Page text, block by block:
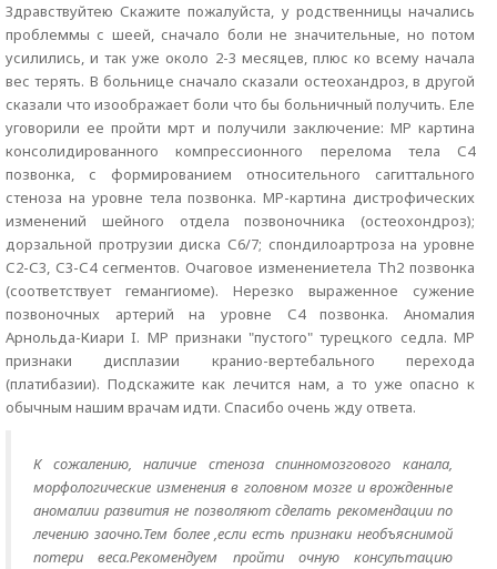
Здравствуйтею Скажите пожалуйста, у родственницы начались
проблеммы с шеей, сначало боли не значительные, но потом
усилились, и так уже около 2-3 месяцев, плюс ко всему начала
вес терять. В больнице сначало сказали остеохандроз, в другой
сказали что изоображает боли что бы больничный получить. Еле
уговорили ее пройти мрт и получили заключение: МР картина
консолидированного компрессионного перелома тела С4
позвонка, с формированием относительного сагиттального
стеноза на уровне тела позвонка. МР-картина дистрофических
изменений шейного отдела позвоночника (остеохондроз);
дорзальной протрузии диска С6/7; спондилоартроза на уровне
С2-С3, С3-С4 сегментов. Очаговое изменениетела Th2 позвонка
(соответствует гемангиоме). Нерезко выраженное сужение
позвоночных артерий на уровне С4 позвонка. Аномалия
Арнольда-Киари I. МР признаки "пустого" турецкого седла. МР
признаки дисплазии кранио-вертебального перехода
(платибазии). Подскажите как лечится нам, а то уже опасно к
обычным нашим врачам идти. Спасибо очень жду ответа.
К сожалению, наличие стеноза спинномозгового канала,
морфологические изменения в головном мозге и врожденные
аномалии развития не позволяют сделать рекомендации по
лечению заочно.Тем более ,если есть признаки необъяснимой
потери веса.Рекомендуем пройти очную консультацию